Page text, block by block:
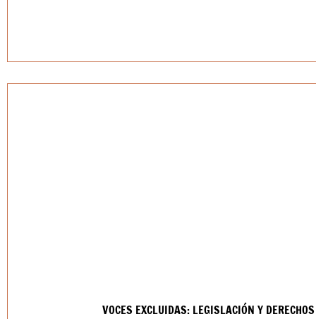
VOCES EXCLUIDAS: LEGISLACIÓN Y